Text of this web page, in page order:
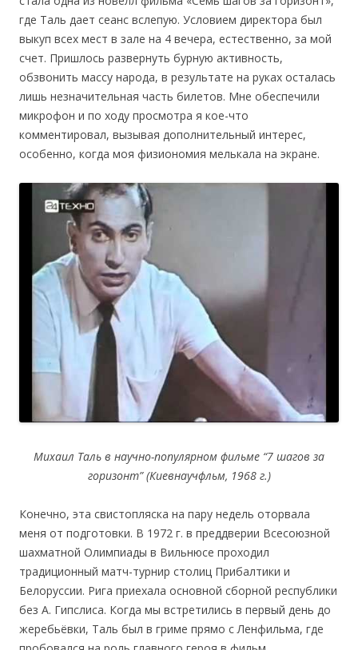
где Таль дает сеанс вслепую. Условием директора был
выкуп всех мест в зале на 4 вечера, естественно, за мой
счет. Пришлось развернуть бурную активность,
обзвонить массу народа, в результате на руках осталась
лишь незначительная часть билетов. Мне обеспечили
микрофон и по ходу просмотра я кое-что
комментировал, вызывая дополнительный интерес,
особенно, когда моя физиономия мелькала на экране.
Михаил Таль в научно-популярном фильме “7 шагов за
горизонт” (Киевнаучфльм, 1968 г.)
Конечно, эта свистопляска на пару недель оторвала
меня от подготовки. В 1972 г. в преддверии Всесоюзной
шахматной Олимпиады в Вильнюсе проходил
традиционный матч-турнир столиц Прибалтики и
Белоруссии. Рига приехала основной сборной республики
без А. Гипслиса. Когда мы встретились в первый день до
жеребьёвки, Таль был в гриме прямо с Ленфильма, где